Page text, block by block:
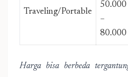
Traveling/Portable
50.000
–
80.000
Harga bisa berbeda